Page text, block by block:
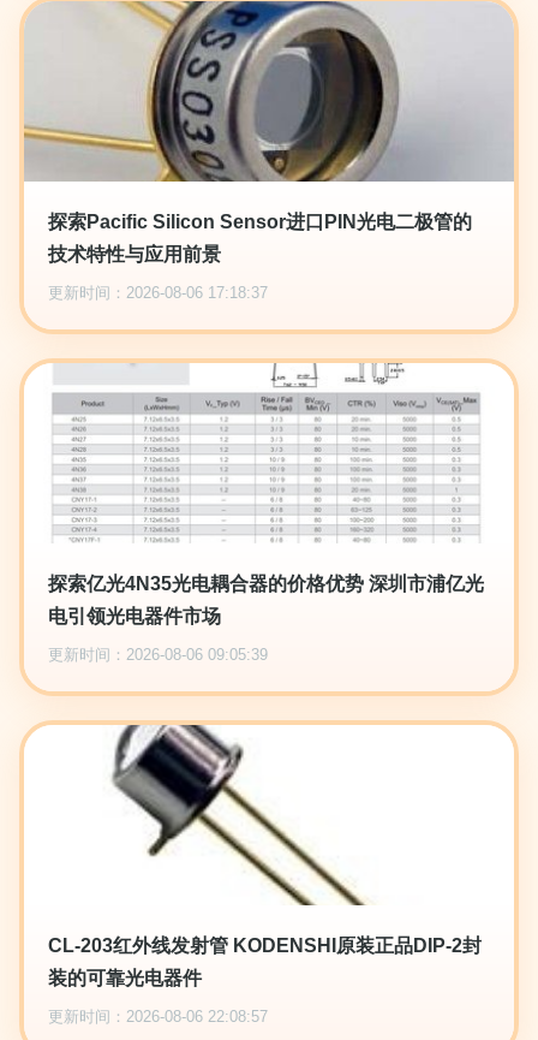
探索Pacific Silicon Sensor进口PIN光电二极管的
技术特性与应用前景
更新时间：2026-08-06 17:18:37
探索亿光4N35光电耦合器的价格优势 深圳市浦亿光
电引领光电器件市场
更新时间：2026-08-06 09:05:39
CL-203红外线发射管 KODENSHI原装正品DIP-2封
装的可靠光电器件
更新时间：2026-08-06 22:08:57